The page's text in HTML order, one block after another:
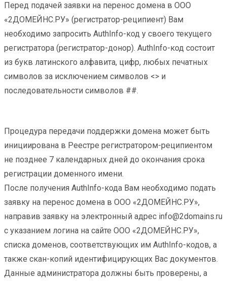
Перед подачей заявки на перенос домена в ООО
«2ДОМЕЙНС.РУ» (регистратор-реципиент) Вам
необходимо запросить AuthInfo-код у своего текущего
регистратора (регистратор-донор). AuthInfo-код состоит
из букв латинского алфавита, цифр, любых печатных
символов за исключением символов <> и
последовательности символов ##.
Процедура передачи поддержки домена может быть
инициирована в Реестре регистратором-реципиентом
не позднее 7 календарных дней до окончания срока
регистрации доменного имени.
После получения AuthInfo-кода Вам необходимо подать
заявку на перенос домена в ООО «2ДОМЕЙНС.РУ»,
направив заявку на электронный адрес info@2domains.ru
с указанием логина на сайте ООО «2ДОМЕЙНС.РУ»,
списка доменов, соответствующих им AuthInfo-кодов, а
также скан-копий идентифицирующих Вас документов.
Данные администратора должны быть проверены, а